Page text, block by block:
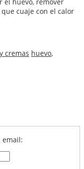
cuaje con el calor
cremas huevo,
email: